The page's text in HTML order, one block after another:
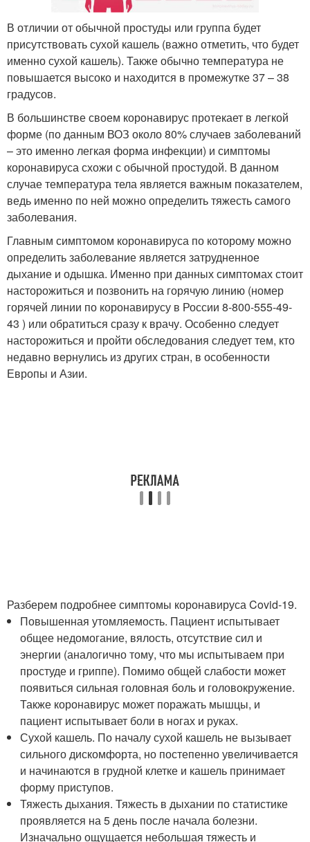
В отличии от обычной простуды или группа будет
присутствовать сухой кашель (важно отметить, что будет
именно сухой кашель). Также обычно температура не
повышается высоко и находится в промежутке 37 – 38
градусов.
В большинстве своем коронавирус протекает в легкой
форме (по данным ВОЗ около 80% случаев заболеваний
– это именно легкая форма инфекции) и симптомы
коронавируса схожи с обычной простудой. В данном
случае температура тела является важным показателем,
ведь именно по ней можно определить тяжесть самого
заболевания.
Главным симптомом коронавируса по которому можно
определить заболевание является затрудненное
дыхание и одышка. Именно при данных симптомах стоит
насторожиться и позвонить на горячую линию (номер
горячей линии по коронавирусу в России 8-800-555-49-
43 ) или обратиться сразу к врачу. Особенно следует
насторожиться и пройти обследования следует тем, кто
недавно вернулись из других стран, в особенности
Европы и Азии.
Разберем подробнее симптомы коронавируса Covid-19.
Повышенная утомляемость. Пациент испытывает
общее недомогание, вялость, отсутствие сил и
энергии (аналогично тому, что мы испытываем при
простуде и гриппе). Помимо общей слабости может
появиться сильная головная боль и головокружение.
Также коронавирус может поражать мышцы, и
пациент испытывает боли в ногах и руках.
Сухой кашель. По началу сухой кашель не вызывает
сильного дискомфорта, но постепенно увеличивается
и начинаются в грудной клетке и кашель принимает
форму приступов.
Тяжесть дыхания. Тяжесть в дыхании по статистике
проявляется на 5 день после начала болезни.
Изначально ощущается небольшая тяжесть и